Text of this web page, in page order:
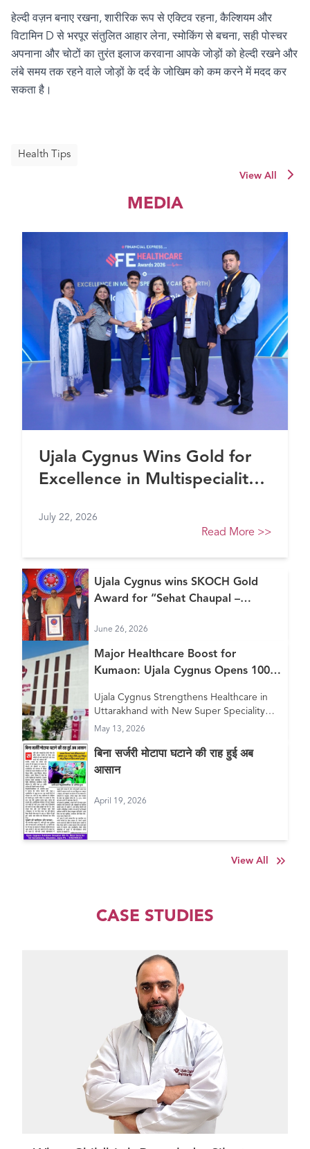
हेल्दी वज़न बनाए रखना,शारीरिक रूप से एक्टिव रहना,कैल्शियम और
विटामिन Dसे भरपूर संतुलित आहार लेना,स्मोकिंग से बचना,सही पोस्चर
अपनाना और चोटों का तुरंत इलाज करवाना आपके जोड़ों को हेल्दी रखने और
लंबे समय तक रहने वाले जोड़ों के दर्द के जोखिम को कम करने में मदद कर
सकता है।
Health Tips
View All
MEDIA
Ujala Cygnus Wins Gold for
Excellence in Multispeciality
Healthcare Awards 2026
July 22, 2026
Read More >>
Ujala Cygnus wins SKOCH Gold
Award for “Sehat Chaupal –
June 26, 2026
Major Healthcare Boost for
Kumaon: Ujala Cygnus Opens 100+
in Haldwani
Ujala Cygnus Strengthens Healthcare in
Uttarakhand with New Super Speciality
Hospital in Haldwani
May 13, 2026
बिना सर्जरी मोटापा घटाने की राह हुई अब
आसान
April 19, 2026
View All
CASE STUDIES